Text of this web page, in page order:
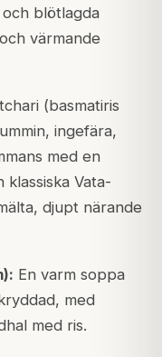
blötlagda
värmande
(basmatiris
ingefära,
med en
Vata-
djupt närande
En varm soppa
med
med ris.